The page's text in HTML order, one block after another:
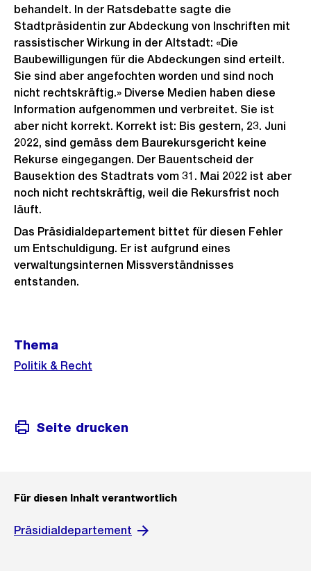
Link:
behandelt. In der Ratsdebatte sagte die
Stadtpräsidentin zur Abdeckung von Inschriften mit
rassistischer Wirkung in der Altstadt: «Die
Baubewilligungen für die Abdeckungen sind erteilt.
Sie sind aber angefochten worden und sind noch
nicht rechtskräftig.» Diverse Medien haben diese
Information aufgenommen und verbreitet. Sie ist
aber nicht korrekt. Korrekt ist: Bis gestern, 23. Juni
2022, sind gemäss dem Baurekursgericht keine
Rekurse eingegangen. Der Bauentscheid der
Bausektion des Stadtrats vom 31. Mai 2022 ist aber
noch nicht rechtskräftig, weil die Rekursfrist noch
läuft.
Das Präsidialdepartement bittet für diesen Fehler
um Entschuldigung. Er ist aufgrund eines
verwaltungsinternen Missverständnisses
entstanden.
Informationen
Thema
Politik & Recht
Seite drucken
Für diesen Inhalt verantwortlich
Präsidialdepartement